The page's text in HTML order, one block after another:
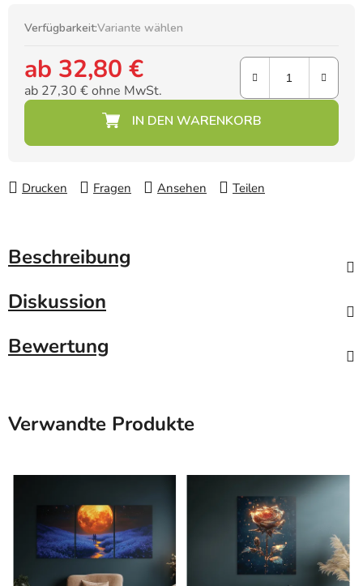
Verfügbarkeit:Variante wählen
ab 32,80 €
ab 27,30 €ohne MwSt.
Drucken Fragen Ansehen Teilen
Beschreibung
Diskussion
Bewertung
Verwandte Produkte